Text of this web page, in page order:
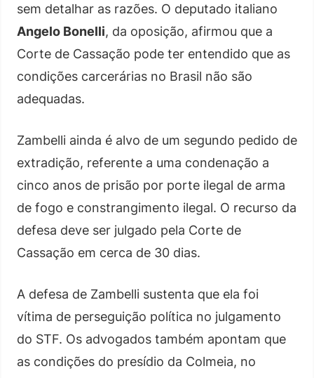
sem detalhar as razões. O deputado italiano
Angelo Bonelli, da oposição, afirmou que a
Corte de Cassação pode ter entendido que as
condições carcerárias no Brasil não são
adequadas.
Zambelli ainda é alvo de um segundo pedido de
extradição, referente a uma condenação a
cinco anos de prisão por porte ilegal de arma
de fogo e constrangimento ilegal. O recurso da
defesa deve ser julgado pela Corte de
Cassação em cerca de 30 dias.
A defesa de Zambelli sustenta que ela foi
vítima de perseguição política no julgamento
do STF. Os advogados também apontam que
as condições do presídio da Colmeia, no